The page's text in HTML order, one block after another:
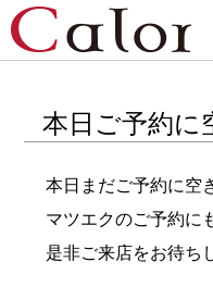
本日ご予約に
本日まだご予約に空
マツエクのご予約に
是非ご来店をお待ち